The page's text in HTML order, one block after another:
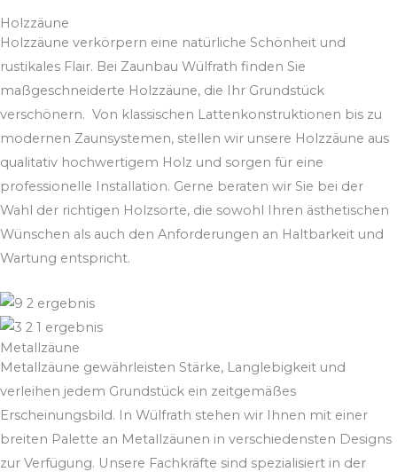
Holzzäune
Holzzäune verkörpern eine natürliche Schönheit und
rustikales Flair. Bei Zaunbau Wülfrath finden Sie
maßgeschneiderte Holzzäune, die Ihr Grundstück
verschönern. Von klassischen Lattenkonstruktionen bis zu
modernen Zaunsystemen, stellen wir unsere Holzzäune aus
qualitativ hochwertigem Holz und sorgen für eine
professionelle Installation. Gerne beraten wir Sie bei der
Wahl der richtigen Holzsorte, die sowohl Ihren ästhetischen
Wünschen als auch den Anforderungen an Haltbarkeit und
Wartung entspricht.
Metallzäune
Metallzäune gewährleisten Stärke, Langlebigkeit und
verleihen jedem Grundstück ein zeitgemäßes
Erscheinungsbild. In Wülfrath stehen wir Ihnen mit einer
breiten Palette an Metallzäunen in verschiedensten Designs
zur Verfügung. Unsere Fachkräfte sind spezialisiert in der